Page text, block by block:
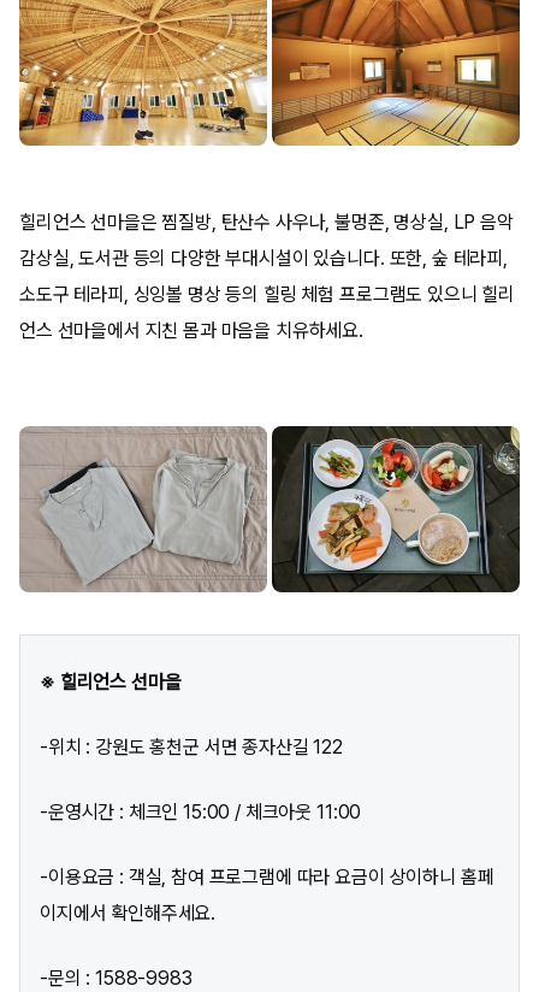
힐리언스 선마을은 찜질방, 탄산수 사우나, 불멍존, 명상실, LP 음악
감상실, 도서관 등의 다양한 부대시설이 있습니다. 또한, 숲 테라피,
소도구 테라피, 싱잉볼 명상 등의 힐링 체험 프로그램도 있으니 힐리
언스 선마을에서 지친 몸과 마음을 치유하세요.
※ 힐리언스 선마을
-위치 : 강원도 홍천군 서면 종자산길 122
-운영시간 : 체크인 15:00 / 체크아웃 11:00
-이용요금 : 객실, 참여 프로그램에 따라 요금이 상이하니 홈페
이지에서 확인해주세요.
-문의 : 1588-9983